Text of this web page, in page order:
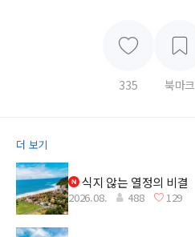
335 북마크
더 보기
식지 않는 열정의 비결
2026.08. 488 129